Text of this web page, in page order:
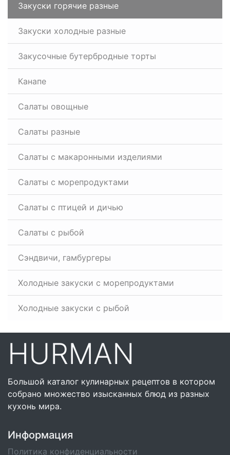
Закуски горячие разные
Закуски холодные разные
Закусочные бутербродные торты
Канапе
Салаты овощные
Салаты разные
Салаты с макаронными изделиями
Салаты с морепродуктами
Салаты с птицей и дичью
Салаты с рыбой
Сэндвичи, гамбургеры
Холодные закуски с морепродуктами
Холодные закуски с рыбой
HURMAN
Большой каталог кулинарных рецептов в котором
собрано множество изысканных блюд из разных
кухонь мира.
Информация
Политика конфиденциальности